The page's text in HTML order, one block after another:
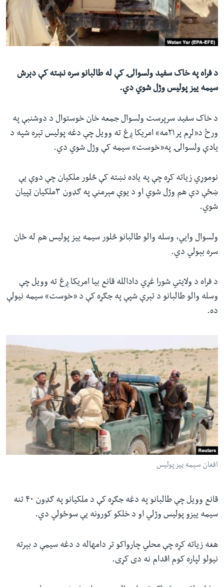
شئ
لټون
ځای
له مونږ سره په تماس کې پاتې شئ
ژبې
د فراه په خاک سفید ولسوالۍ کې له طالبانو سره نښته کې دېرش
سیمه ییز پولیس وژل شوي دي.
د خاک سفید سرپرست ولسوال جمعه خان خوستوال د دوشنبې په
ورځ د«لړم پر۲۱مه» امریکا ږغ ته وویل چې دغه پولیس تېره شپه د
یادې ولسوالۍ په«خوست» سیمه کې وژل شوي دي.
نوموړي زیاته کړه چې په یاده نښته کې څلور ملکیان چې دوې یې
ښځې دې هم وژل شوي‌ او د یوې مېرمنې په ګډون ۳ملکیان ټپیان
شوي.
ولسوال وايي، وسله والو طالبانو څلور سیمه ییز پولیس هم له ځان
سره بېولي دي.
د فراه د ولایتي شورا غړي دادالله قانع بیا امریکا ږغ ته وویل چې
وسله والو طالبانو د تېرې شپې په جګړه کې د «خوست» سیمه نیولې
ده.
افغان سیمه ییز پولیس
قانع وویل چې طالبانو په دغه جګړه کې د ملکیانو په ګډون ۴۰ تنه
سیمه ییزو پولیس وژلي او د خلکو کورونه یې سوځولي دي.
هغه زیاته کړه چې محلي چارواکو تر دامهاله د دغه سیمې د بېرته
نیولو لپاره کوم اقدام نه دی کړی.